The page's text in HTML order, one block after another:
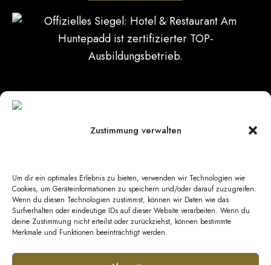
Zustimmung verwalten
Um dir ein optimales Erlebnis zu bieten, verwenden wir Technologien wie
Cookies, um Geräteinformationen zu speichern und/oder darauf zuzugreifen.
Wenn du diesen Technologien zustimmst, können wir Daten wie das
Surfverhalten oder eindeutige IDs auf dieser Website verarbeiten. Wenn du
deine Zustimmung nicht erteilst oder zurückziehst, können bestimmte
Merkmale und Funktionen beeinträchtigt werden.
AGB Hotel| AGB Veranstaltungen|AGB
Catering
© Copyright 2026 GeestEvents UG & Co. KG